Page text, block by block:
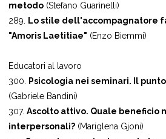
metodo (Stefano Guarinelli)
289.
Lo stile dell'accompagnatore
"Amoris Laetitiae" (Enzo Biemmi)
Educatori al lavoro
300.
Psicologia nei seminari. Il
(Gabriele Bandini)
307. Ascolto attivo. Quale beneficio
interpersonali? (Mariglena Gjoni)